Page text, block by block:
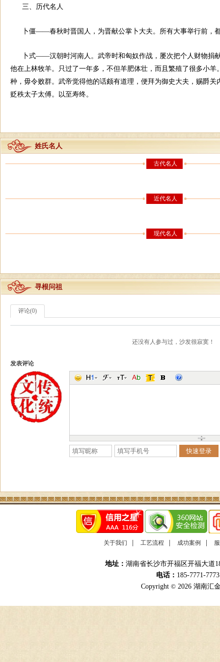
三、历代名人
卜僵——春秋时晋国人，为晋献公掌卜大夫。所有大事举行前，
卜式——汉朝时河南人。武帝时和匈奴作战，屡次把个人财物捐
他在上林牧羊。只过了一年多，不但羊肥体壮，而且繁殖了很多小
种，毋令败群。武帝觉得他的话颇有道理，便拜为御史大夫，赐爵
贬秩太子太傅。以至寿终。
姓氏名人
古代名人
近代名人
现代名人
寻根问祖
评论(0)
还没有人参与过，沙发很寂寞！
发表评论
关于我们 工艺流程 成功案例
地址：湖南省长沙市开福区开福大道
电话： 185-7771-
Copyright © 2026 湖南汇